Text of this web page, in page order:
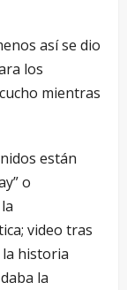
así se dio
los
mientras
están
o
video tras
historia
la